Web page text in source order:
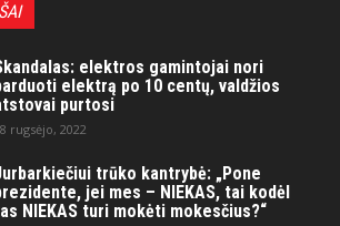
elektros gamintojai nori
elektrą po 10 centų, valdžios
purtosi
rugsėjo, 2022
trūko kantrybė: „Pone
jei mes – NIEKAS, tai kodėl
NIEKAS turi mokėti mokesčius?“